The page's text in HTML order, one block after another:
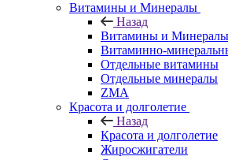
Витамины и Минералы
Назад
Витамины и Минералы
Витаминно-
Отдельные витамины
Отдельные минералы
ZMA
Красота и долголетие
Назад
Красота и долголетие
Жиросжигатели